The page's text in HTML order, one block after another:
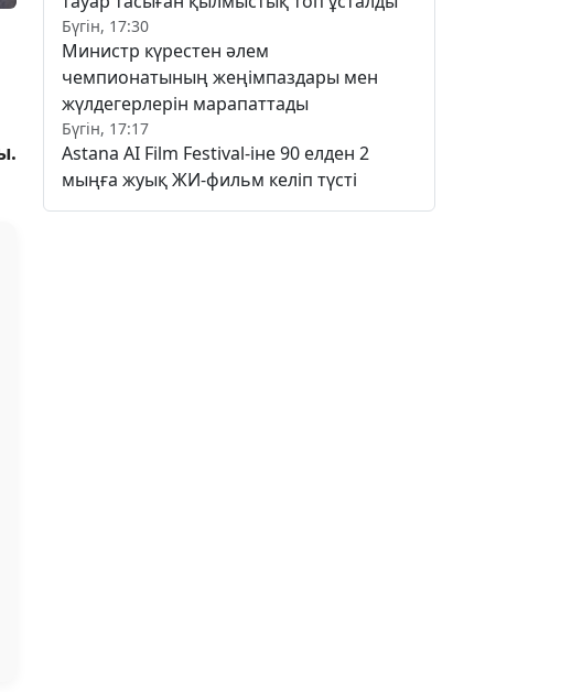
Бүгін, 17:30
Министр күрестен әлем
чемпионатының жеңімпаздары мен
жүлдегерлерін марапаттады
Бүгін, 17:17
Astana AI Film Festival-іне 90 елден 2
мыңға жуық ЖИ-фильм келіп түсті